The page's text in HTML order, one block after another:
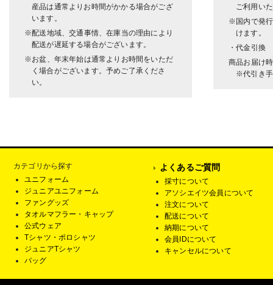
産品は通常よりお時間がかかる場合がござ
います。
※配送地域、交通事情、在庫当の理由により
配送が遅延する場合がございます。
※お盆、年末年始は通常よりお時間をいただ
く場合がございます。予めご了承くださ
い。
ご利用い
※国内で発
けます。
・代金引換
商品お届け
※代引き
カテゴリから探す
ユニフォーム
ジュニアユニフォーム
ファングッズ
タオルマフラー・キャップ
公式ウェア
Tシャツ・ポロシャツ
ジュニアTシャツ
バッグ
よくあるご質問
採寸について
アソシエイツ会員について
注文について
配送について
納期について
会員IDについて
キャンセルについて